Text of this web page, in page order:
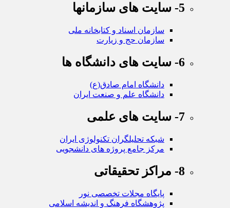
5- سایت های سازمانها
سازمان اسناد و کتابخانه ملی
سازمان حج و زیارت
6- سایت های دانشگاه ها
دانشگاه امام صادق(ع)
دانشگاه علم و صنعت ایران
7- سایت های علمی
شبکه تحلیلگران تکنولوژی ایران
مرکز جامع پروژه های دانشجویی
8- مراکز تحقیقاتی
پایگاه مجلات تخصصی نور
پژوهشگاه فرهنگ و اندیشه اسلامی